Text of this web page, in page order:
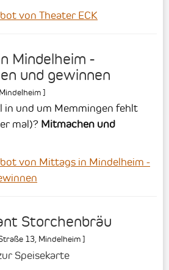
von Theater ECK
Mindelheim -
und gewinnen
Mindelheim]
in und um Memmingen fehlt
mal)? Mitmachen und
von Mittags in Mindelheim -
Storchenbräu
13 Mindelheim]
Speisekarte